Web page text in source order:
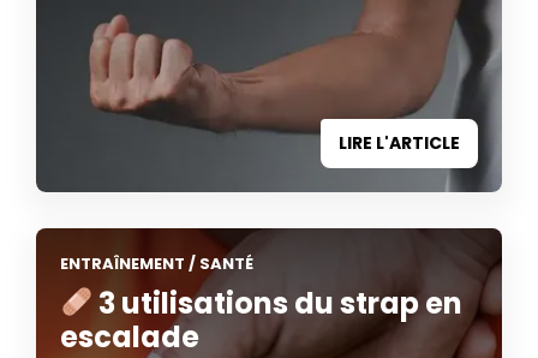
LIRE L'ARTICLE
ENTRAÎNEMENT / SANTÉ
3 utilisations du strap en
escalade